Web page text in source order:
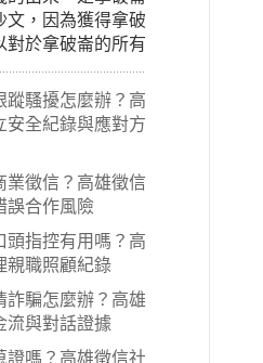
文，因為獲得拿破
對於拿破崙的所有
熱崇拜，形成偏執
主義後來就被拿來
而且有沙文主義傾
己的國家和民族
文主義也廣泛應用
甚至還出現了男
蹤騷擾怎麼辦？高
安全紀錄與應對方
業徵信？高雄徵信
誤合作風險
頭指控有用嗎？高
親職照顧紀錄
詐騙怎麼辦？高雄
流與對話證據
證嗎？高雄徵信社